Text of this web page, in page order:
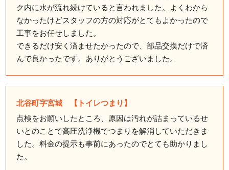
ク内に水が流れ続けていると言われました。よくわから
なかったけどスタッフの方の対応がとてもよかったので
工事をお任せしました。
できるだけ安く済ませたかったので、部品交換だけで済
んで良かったです。ありがとうございました。
北谷町字宮城 【トイレつまり】
点検をお願いしたところ、原因は汚れが詰まっているせ
いとのことで高圧洗浄機でつまりを解消していただきま
した。料金の提示も事前にあったのでとても助かりまし
た。